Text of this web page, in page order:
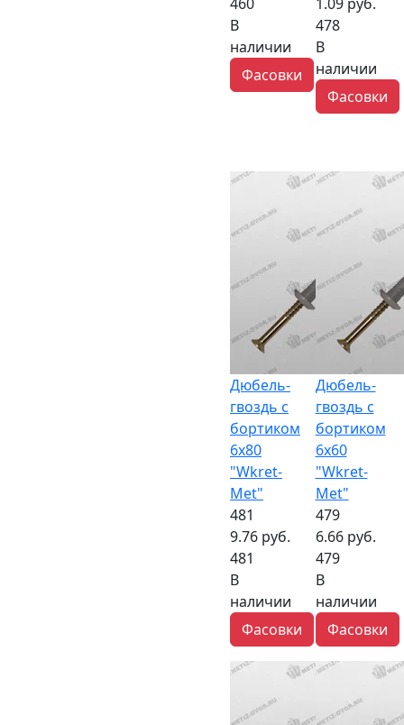
В
наличии
Фасовки
478
В
наличии
Фасовки
Дюбель-
гвоздь с
бортиком
6x80
"Wkret-
Met"
481
9.76 руб.
481
В
наличии
Фасовки
Дюбель-
гвоздь с
бортиком
6x60
"Wkret-
Met"
479
6.66 руб.
479
В
наличии
Фасовки